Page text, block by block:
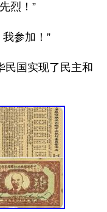
烈！”
参加！”
民国实现了民主和